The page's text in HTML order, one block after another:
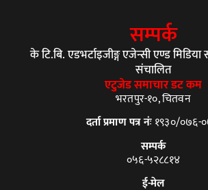
सम्पर्क
के टि.बि. एडभर्टाइजीङ्ग एजेन्सी एण्ड मिडिया
संचालित
एटुजेड समाचार डट कम
भरतपुर-१०, चितवन
दर्ता प्रमाण पत्र नंः१९३०/०७६-
सम्पर्क
०५६-५२८८१४
ई-मेल